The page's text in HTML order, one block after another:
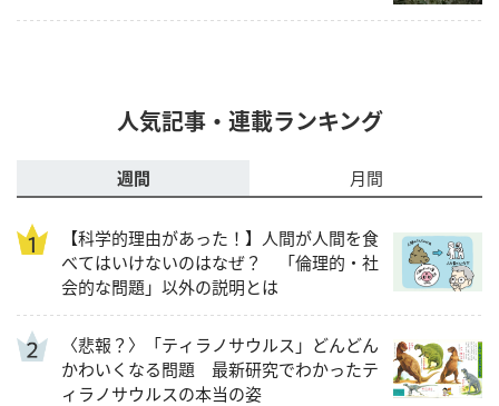
人気記事・連載ランキング
週間 月間
【科学的理由があった！】人間が人間を食
べてはいけないのはなぜ？ 「倫理的・社
会的な問題」以外の説明とは
〈悲報？〉「ティラノサウルス」どんどん
かわいくなる問題 最新研究でわかったテ
ィラノサウルスの本当の姿